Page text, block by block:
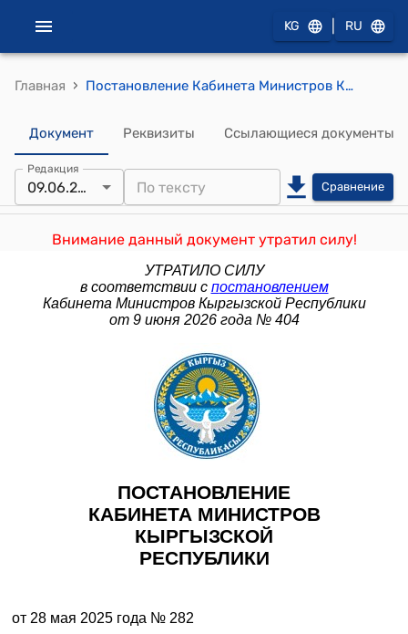
KG RU
Главная › Постановление Кабинета Министров КР от 28 мая 2025 года № 282 "О подготовке отраслей экономики и населения Кыргызской Республики к осенне-зимнему периоду 2025/2026 года"
Документ Реквизиты Ссылающиеся документы
Редакция
09.06.2026 Сравнение
Внимание данный документ утратил силу!